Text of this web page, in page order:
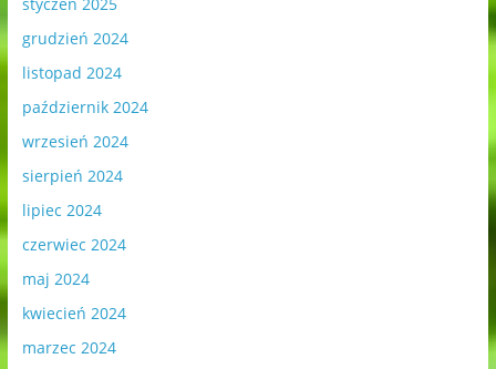
grudzień 2024
listopad 2024
październik 2024
wrzesień 2024
sierpień 2024
lipiec 2024
czerwiec 2024
maj 2024
kwiecień 2024
marzec 2024